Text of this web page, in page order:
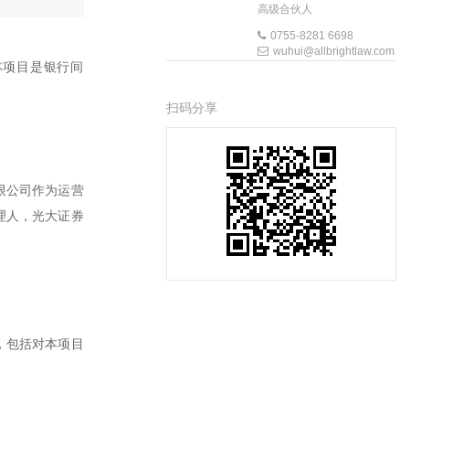
目是银行间
公司作为运营
人，光大证券
包括对本项目
高级合伙人
0755-8281 6698
wuhui@allbrightlaw.com
扫码分享